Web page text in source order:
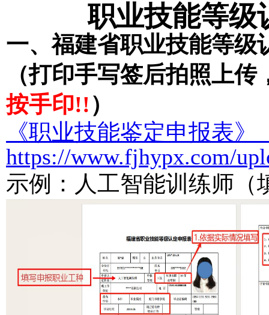
职业技能等级
一、福建省职业技能等级
（打印手写签后拍照上传
按手印!!）
《职业技能鉴定申报表
https://www.fjhypx.com/
示例：人工智能训练师（